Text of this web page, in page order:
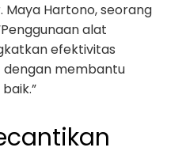
Maya Hartono, seorang
alat
efektivitas
membantu